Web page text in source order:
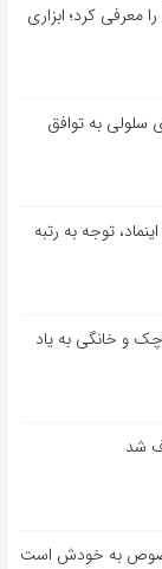
دیپ‌مایند هوش مصنوعی Dramatron را معرفی کرد؛ ابزاری
سلولی به توافق
توجه به رتبه
و خانگی به یاد
شد
به خودش است